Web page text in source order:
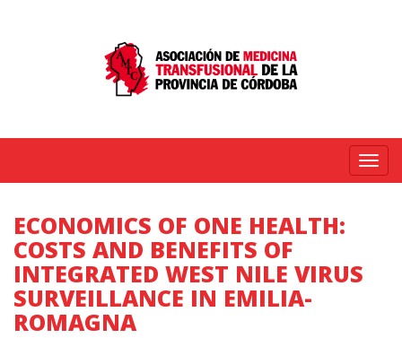
Menú
ECONOMICS OF ONE HEALTH:
COSTS AND BENEFITS OF
INTEGRATED WEST NILE VIRUS
SURVEILLANCE IN EMILIA-
ROMAGNA